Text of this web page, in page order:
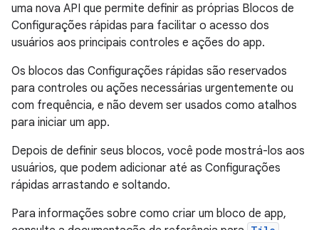
uma nova API que permite definir as próprias Blocos de
Configurações rápidas para facilitar o acesso dos
usuários aos principais controles e ações do app.
Os blocos das Configurações rápidas são reservados
para controles ou ações necessárias urgentemente ou
com frequência, e não devem ser usados como atalhos
para iniciar um app.
Depois de definir seus blocos, você pode mostrá-los aos
usuários, que podem adicionar até as Configurações
rápidas arrastando e soltando.
Para informações sobre como criar um bloco de app,